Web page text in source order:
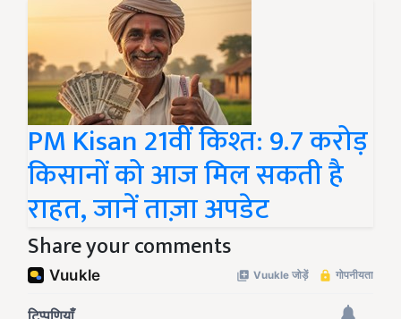
PM Kisan 21वीं किश्त: 9.7 करोड़
किसानों को आज मिल सकती है
राहत, जानें ताज़ा अपडेट
Share your comments